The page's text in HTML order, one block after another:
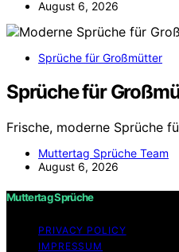
August 6, 2026
Sprüche für Großmütter
Sprüche für
Frische, moderne Sprüche
Muttertag Sprüche Team
August 6, 2026
Muttertag Sprüche
PRIVACY POLICY
IMPRESSUM